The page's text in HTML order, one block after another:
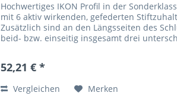
Hochwertiges IKON Profil in der
mit 6 aktiv wirkenden, gefederten
Zusätzlich sind an den Längsseiten des
beid- bzw. einseitig insgesamt drei
52,21 € *
Vergleichen Merken